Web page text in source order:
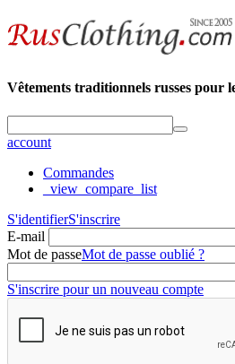
Vêtements traditionnels russes pour
account
Commandes
_view_compare_list
S'identifierS'inscrire
E-mail
Mot de passeMot de passe oublié ?
S'inscrire pour un nouveau compte